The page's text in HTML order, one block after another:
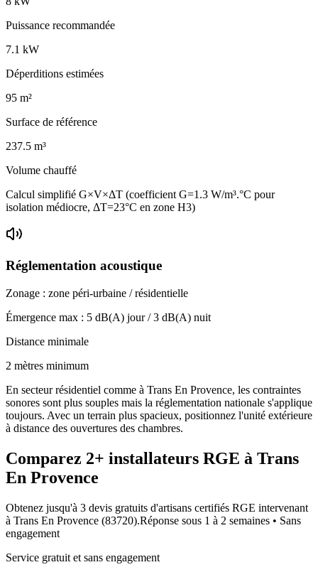
Puissance recommandée
7.1 kW
Déperditions estimées
95 m²
Surface de référence
237.5 m³
Volume chauffé
Calcul simplifié G×V×ΔT (coefficient G=1.3 W/m³.°C pour
isolation médiocre, ΔT=23°C en zone H3)
Réglementation acoustique
Zonage : zone péri-urbaine / résidentielle
Émergence max : 5 dB(A) jour /3 dB(A) nuit
Distance minimale
2 mètres minimum
En secteur résidentiel comme à Trans En Provence, les contraintes
sonores sont plus souples mais la réglementation nationale s'applique
toujours. Avec un terrain plus spacieux, positionnez l'unité extérieure
à distance des ouvertures des chambres.
Comparez 2+ installateurs RGE à Trans
En Provence
Obtenez jusqu'à 3 devis gratuits d'artisans certifiés RGE intervenant
à Trans En Provence (83720).Réponse sous 1 à 2 semaines • Sans
engagement
Service gratuit et sans engagement